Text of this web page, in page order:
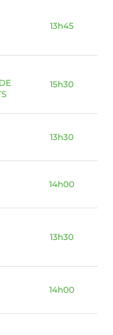
13h45
15h30
13h30
14h00
13h30
14h00